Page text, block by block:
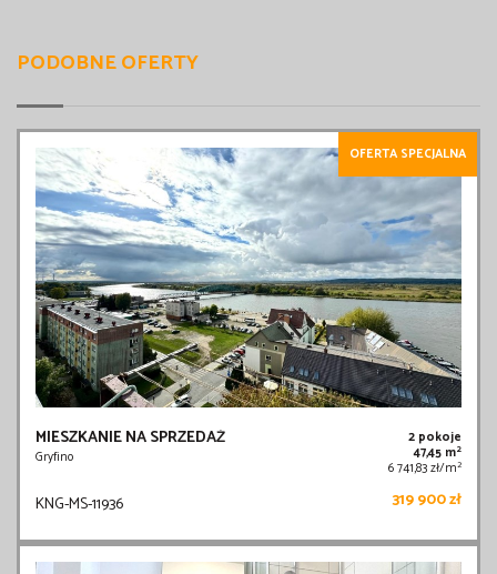
PODOBNE OFERTY
OFERTA SPECJALNA
MIESZKANIE NA SPRZEDAŻ
Gryfino
2 pokoje
47,45 m2
6 741,83 zł/m2
KNG-MS-11936 319 900 zł